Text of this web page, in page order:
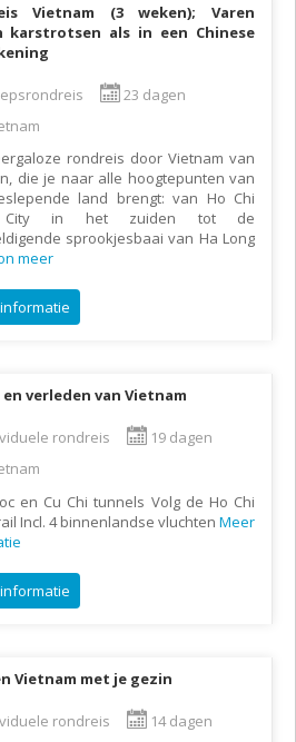
Vietnam (3 weken); Varen
karstrotsen als in een Chinese
23 dagen
rondreis door Vietnam van
die je naar alle hoogtepunten van
land brengt: van Ho Chi
City in het zuiden tot de
sprookjesbaai van Ha Long
meer
en verleden van Vietnam
rondreis
19 dagen
en Cu Chi tunnels Volg de Ho Chi
Incl. 4 binnenlandse vluchten Meer
Vietnam met je gezin
rondreis
14 dagen